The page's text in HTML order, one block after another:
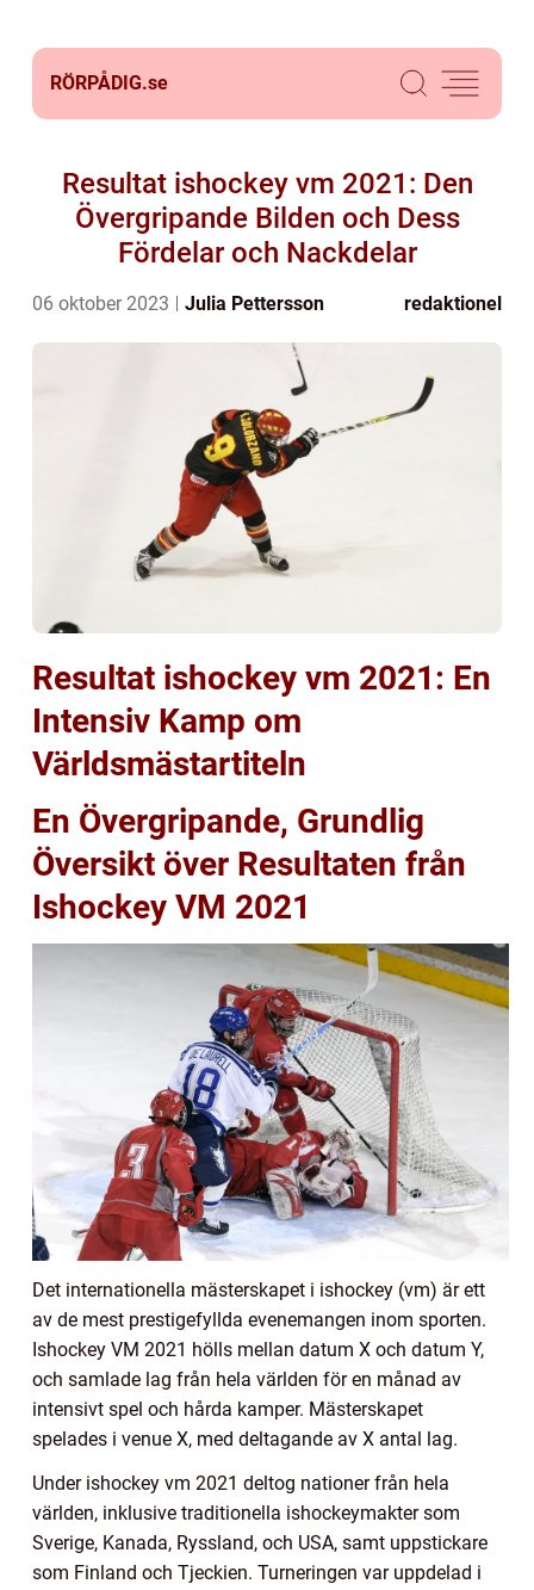
RÖRPÅDIG.se
Resultat ishockey vm 2021: Den
Övergripande Bilden och Dess
Fördelar och Nackdelar
06 oktober 2023 Julia Pettersson redaktionel
Resultat ishockey vm 2021: En
Intensiv Kamp om
Världsmästartiteln
En Övergripande, Grundlig
Översikt över Resultaten från
Ishockey VM 2021
Det internationella mästerskapet i ishockey (vm) är ett
av de mest prestigefyllda evenemangen inom sporten.
Ishockey VM 2021 hölls mellan datum X och datum Y,
och samlade lag från hela världen för en månad av
intensivt spel och hårda kamper. Mästerskapet
spelades i venue X, med deltagande av X antal lag.
Under ishockey vm 2021 deltog nationer från hela
världen, inklusive traditionella ishockeymakter som
Sverige, Kanada, Ryssland, och USA, samt uppstickare
som Finland och Tjeckien. Turneringen var uppdelad i